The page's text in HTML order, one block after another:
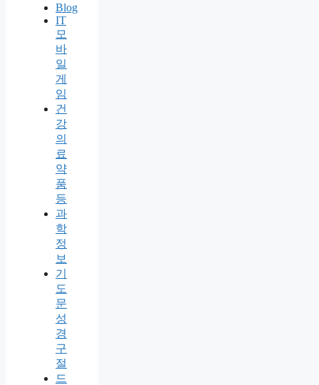
Blog
IT
모
바
일
게
임
건
강
의
료
약
품
등
과
학
정
보
기
도
문
성
경
구
절
드